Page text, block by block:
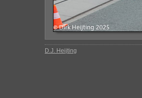
D.J. Heijting